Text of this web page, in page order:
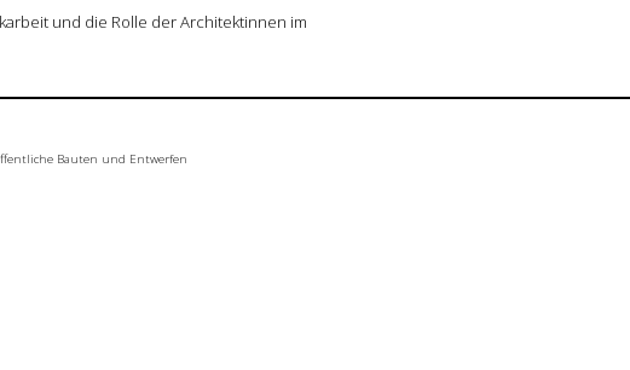
und die Rolle der Architektinnen im
Bauten und Entwerfen